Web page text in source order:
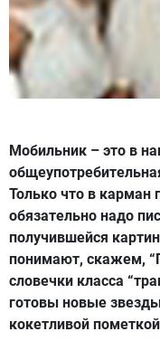
Мобильник – это в
Только что в
обязательно надо
получившейся
понимают, скажем,
словечки класса
готовы новые
кокетливой